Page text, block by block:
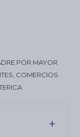
POR MAYOR
COMERCIOS